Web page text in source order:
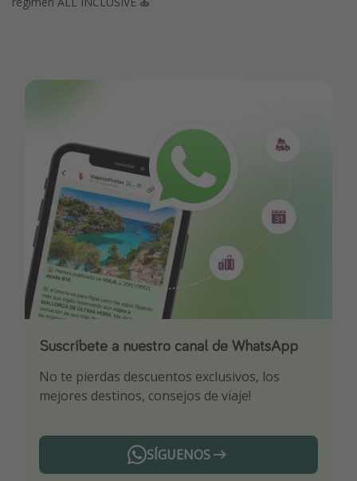
Suscríbete a nuestro canal de WhatsApp
No te pierdas descuentos exclusivos, los
mejores destinos, consejos de viaje!
SÍGUENOS
Descarga nuestra app
Sé el primero en reservar nuestros chollazos
¡Suscríbete a nuestro canal de Telegram!
¡Recibe las mejores ofertas seleccionadas para
ti por nuestros expertos en viajes
Telegram